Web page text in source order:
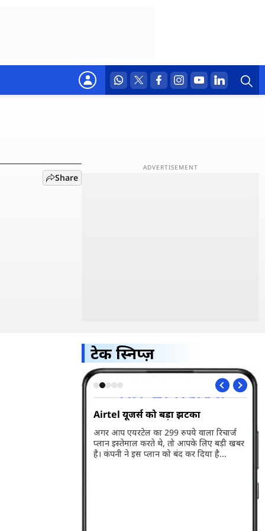
Share
टेक स्निप्ज़
Airtel यूजर्स को बड़ा झटका
अगर आप एयरटेल का 299 रुपये वाला रिचार्ज
प्लान इस्तेमाल करते थे, तो आपके लिए बड़ी खबर
है। कंपनी ने इस प्लान को बंद कर दिया है...